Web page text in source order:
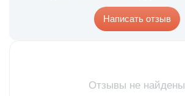
Написать отзыв
Отзывы не найдены